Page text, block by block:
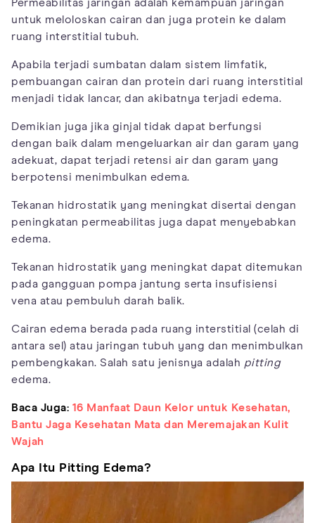
Permeabilitas jaringan adalah kemampuan jaringan
untuk meloloskan cairan dan juga protein ke dalam
ruang interstitial tubuh.
Apabila terjadi sumbatan dalam sistem limfatik,
pembuangan cairan dan protein dari ruang interstitial
menjadi tidak lancar, dan akibatnya terjadi edema.
Demikian juga jika ginjal tidak dapat berfungsi
dengan baik dalam mengeluarkan air dan garam yang
adekuat, dapat terjadi retensi air dan garam yang
berpotensi menimbulkan edema.
Tekanan hidrostatik yang meningkat disertai dengan
peningkatan permeabilitas juga dapat menyebabkan
edema.
Tekanan hidrostatik yang meningkat dapat ditemukan
pada gangguan pompa jantung serta insufisiensi
vena atau pembuluh darah balik.
Cairan edema berada pada ruang interstitial (celah di
antara sel) atau jaringan tubuh yang dan menimbulkan
pembengkakan. Salah satu jenisnya adalah pitting
edema.
Baca Juga: 16 Manfaat Daun Kelor untuk Kesehatan,
Bantu Jaga Kesehatan Mata dan Meremajakan Kulit
Wajah
Apa Itu Pitting Edema?